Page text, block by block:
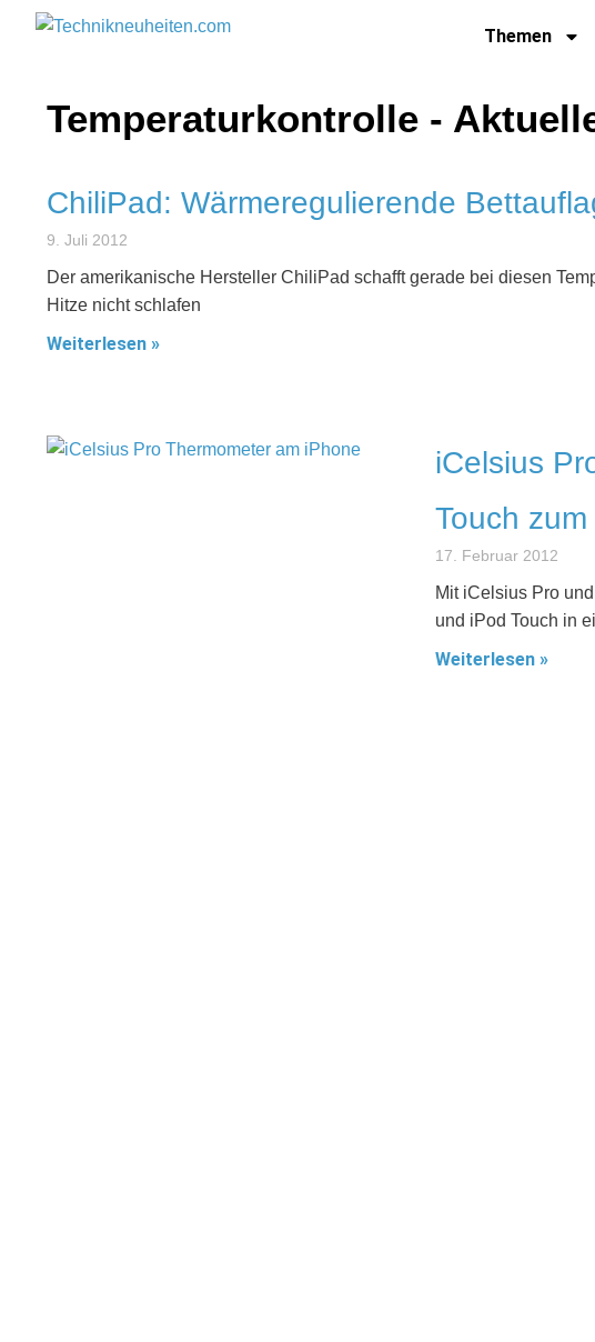
Themen
Temperaturkontrolle -
ChiliPad: Wärmeregulierende
9. Juli 2012
Der amerikanische Hersteller ChiliPad schafft gerade bei diesen
Hitze nicht schlafen
Weiterlesen »
iCelsius
Touch
17. Februar 2012
Mit iCelsius Pro
und iPod Touch in
Weiterlesen »